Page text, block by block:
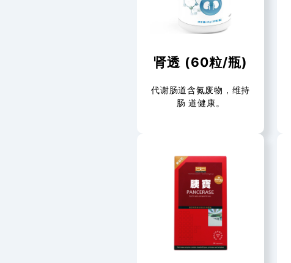
肾透 (60粒/瓶)
代谢肠道含氮废物，维持
肠 道健康。